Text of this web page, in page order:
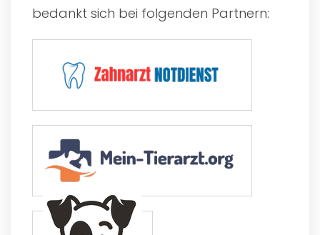
bedankt sich bei folgenden Partnern: